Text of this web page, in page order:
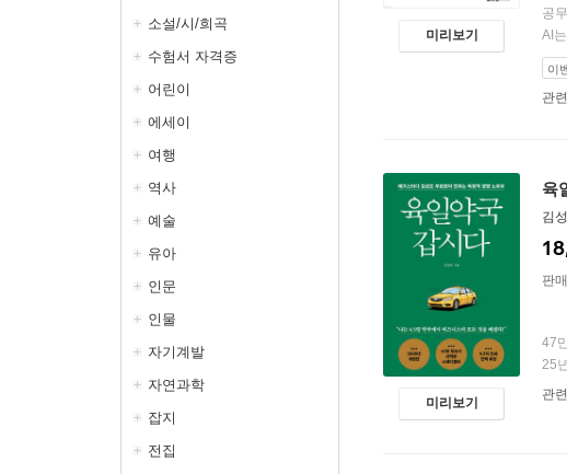
소설/시/희곡
수험서 자격증
어린이
에세이
여행
역사
예술
유아
인문
인물
자기계발
자연과학
잡지
전집
미리보기
공
AI
이
관
미리보기
육
김
판
47
25
관